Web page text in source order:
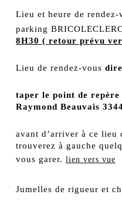
Lieu et heure de
parking
8H30 ( retour prévu
Lieu de rendez-vous
taper le point de
Raymond Beauvais
avant d’arriver à ce
trouverez à gauche
vous garer. lien vers vue
Jumelles de rigueur et